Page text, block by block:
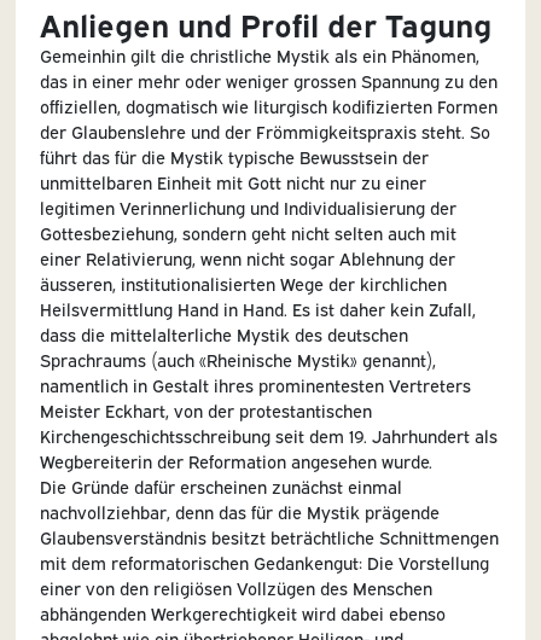
Anliegen und Profil der Tagung
Gemeinhin gilt die christliche Mystik als ein Phänomen,
das in einer mehr oder weniger grossen Spannung zu den
offiziellen, dogmatisch wie liturgisch kodifizierten Formen
der Glaubenslehre und der Frömmigkeitspraxis steht. So
führt das für die Mystik typische Bewusstsein der
unmittelbaren Einheit mit Gott nicht nur zu einer
legitimen Verinnerlichung und Individualisierung der
Gottesbeziehung, sondern geht nicht selten auch mit
einer Relativierung, wenn nicht sogar Ablehnung der
äusseren, institutionalisierten Wege der kirchlichen
Heilsvermittlung Hand in Hand. Es ist daher kein Zufall,
dass die mittelalterliche Mystik des deutschen
Sprachraums (auch «Rheinische Mystik» genannt),
namentlich in Gestalt ihres prominentesten Vertreters
Meister Eckhart, von der protestantischen
Kirchengeschichtsschreibung seit dem 19. Jahrhundert als
Wegbereiterin der Reformation angesehen wurde.
Die Gründe dafür erscheinen zunächst einmal
nachvollziehbar, denn das für die Mystik prägende
Glaubensverständnis besitzt beträchtliche Schnittmengen
mit dem reformatorischen Gedankengut: Die Vorstellung
einer von den religiösen Vollzügen des Menschen
abhängenden Werkgerechtigkeit wird dabei ebenso